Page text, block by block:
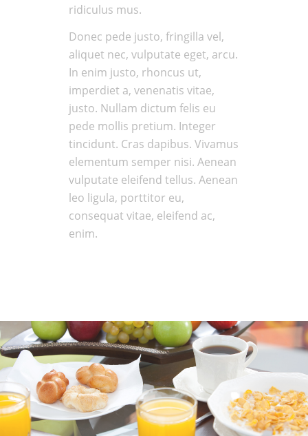
ridiculus mus.
Donec pede justo, fringilla vel,
aliquet nec, vulputate eget, arcu.
In enim justo, rhoncus ut,
imperdiet a, venenatis vitae,
justo. Nullam dictum felis eu
pede mollis pretium. Integer
tincidunt. Cras dapibus. Vivamus
elementum semper nisi. Aenean
vulputate eleifend tellus. Aenean
leo ligula, porttitor eu,
consequat vitae, eleifend ac,
enim.